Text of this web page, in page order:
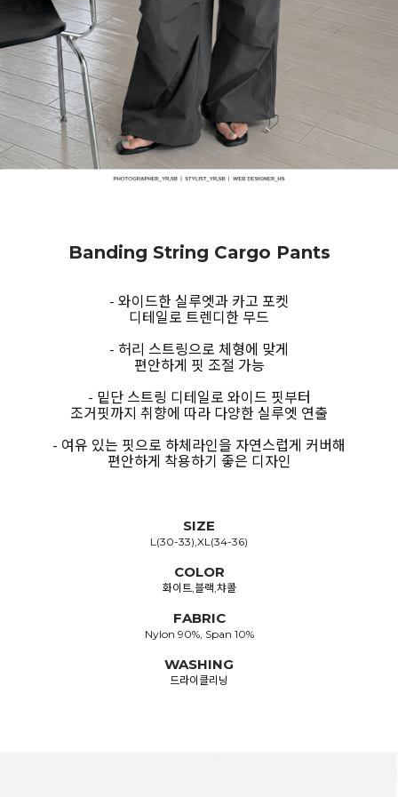
Banding String Cargo Pants
- 와이드한 실루엣과 카고 포켓
디테일로 트렌디한 무드
- 허리 스트링으로 체형에 맞게
편안하게 핏 조절 가능
- 밑단 스트링 디테일로 와이드 핏부터
조거핏까지 취향에 따라 다양한 실루엣 연출
- 여유 있는 핏으로 하체라인을 자연스럽게 커버해
편안하게 착용하기 좋은 디자인
SIZE
L(30-33),XL(34-36)
COLOR
화이트,블랙,챠콜
FABRIC
Nylon 90%, Span 10%
WASHING
드라이클리닝